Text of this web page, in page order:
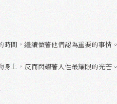
間，繼續做著他們認為重要的事情。
上，反而閃耀著人性最耀眼的光芒。